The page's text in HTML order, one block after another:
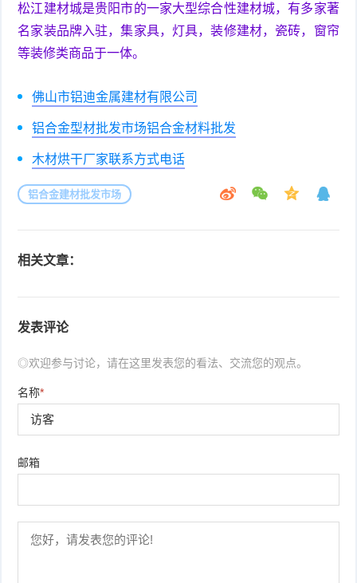
松江建材城是贵阳市的一家大型综合性建材城，有多家著
名家装品牌入驻，集家具，灯具，装修建材，瓷砖，窗帘
等装修类商品于一体。
佛山市铝迪金属建材有限公司
铝合金型材批发市场铝合金材料批发
木材烘干厂家联系方式电话
铝合金建材批发市场
相关文章：
发表评论
◎欢迎参与讨论，请在这里发表您的看法、交流您的观点。
名称*
邮箱